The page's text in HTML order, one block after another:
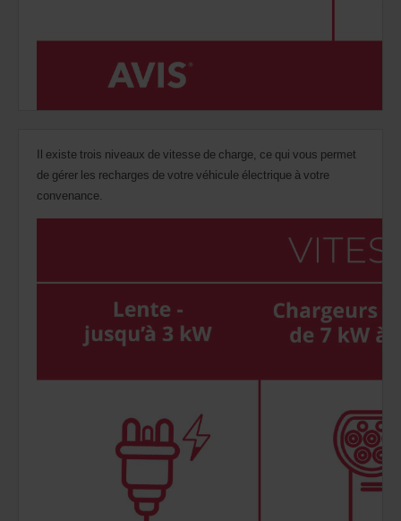
Il existe trois niveaux de vitesse de charge, ce qui vous permet
de gérer les recharges de votre véhicule électrique à votre
convenance.